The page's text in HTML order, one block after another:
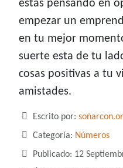
estás pensando en
empezar un
en tu mejor
suerte esta de tu
cosas positivas a tu
amistades.
Detalles
Escrito por:
Categoría: Números
Publicado: 12